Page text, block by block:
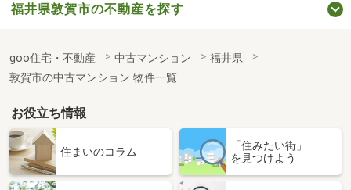
福井県敦賀市の不動産を探す
goo住宅・不動産 中古マンション
福井県
敦賀市の中古マンション 物件一覧
お役立ち情報
住まいのコラム
「住みたい街」
を見つけよう